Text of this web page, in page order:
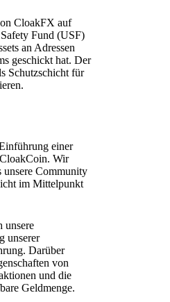
CloakFX auf
Fund (USF)
an Adressen
geschickt hat. Der
Schutzschicht für
einer
Wir
unsere Community
im Mittelpunkt
unsere
unserer
Darüber
von
und die
Geldmenge.